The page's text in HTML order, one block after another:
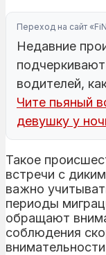
Переход на сайт
Недавние
водителей,
Чите пьяный
девушку у
Такое
встречи с
важно
периоды
обращают
соблюдения